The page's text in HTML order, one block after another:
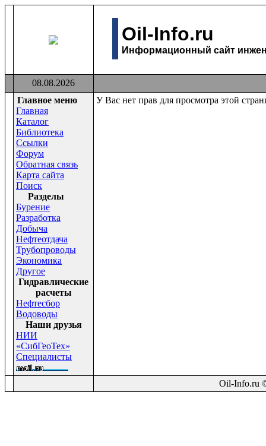
Oil-Info.ru
Информационный сайт
08.08.2026
Главное меню
Главная
Каталог
Библиотека
Ссылки
Форум
Обратная связь
Карта сайта
Поиск
Раздeлы
Бурение
Разработка
Добыча
Нефтеотдача
Трубопроводы
Экономика
Другое
Гидравлические
расчеты
Нефтесбор
Водоводы
Наши друзья
НИИ
«СибГеоТех»
Специалисты
У Вас нет прав для просмотра этой
Oil-Info.ru